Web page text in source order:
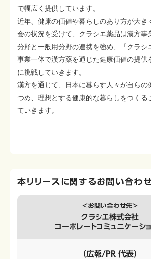
で幅広く提供しています。
近年、健康の価値や暮らしのあり方が大き
会の状況を受けて、クラシエ薬品は漢方事
分野と一般用分野の連携を強め、「クラシ
事業一体で漢方薬を通じた健康価値の提供
に挑戦していきます。
漢方を通じて、日本に暮らす人々が自らの
つめ、理想とする健康的な暮らしをつくる
ていきます。
本リリースに関するお問い合わせ
＜お問い合わせ先＞
クラシエ株式会社
コーポレートコミュニケーシ
（広報/PR 代表）